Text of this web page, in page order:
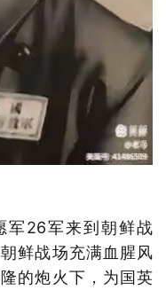
军26军来到朝鲜战
鲜战场充满血腥风
的炮火下，为国英